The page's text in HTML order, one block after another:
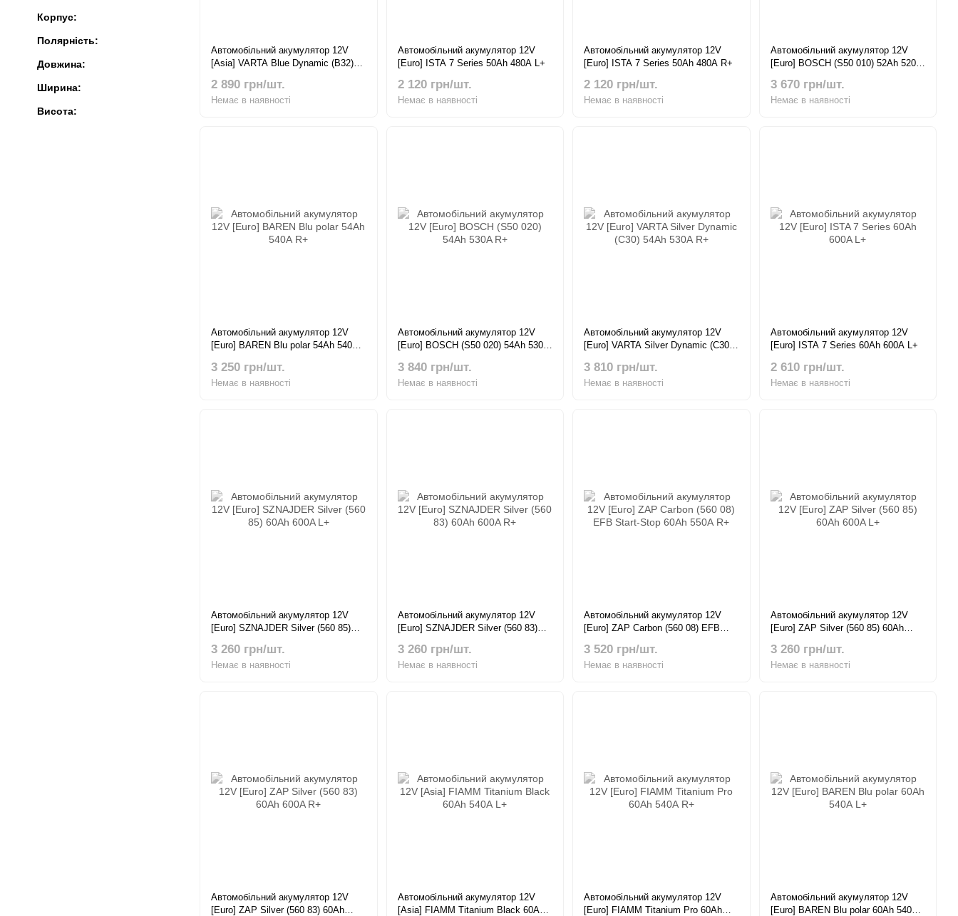
Автомобільний акумулятор 12V
[Asia] VARTA Blue Dynamic (B32)
2 890 грн/шт.
Немає в наявності
Автомобільний акумулятор 12V
[Euro] ISTA 7 Series 50Ah 480A L+
2 120 грн/шт.
Немає в наявності
Автомобільний акумулятор 12V
[Euro] ISTA 7 Series 50Ah 480A R+
2 120 грн/шт.
Немає в наявності
Автомобільний акумулятор 12V
[Euro] BOSCH (S50 010) 52Ah 520A
3 670 грн/шт.
Немає в наявності
Автомобільний акумулятор 12V
[Euro] BAREN Blu polar 54Ah 540А
3 250 грн/шт.
Немає в наявності
Автомобільний акумулятор 12V
[Euro] BOSCH (S50 020) 54Ah 530A
3 840 грн/шт.
Немає в наявності
Автомобільний акумулятор 12V
[Euro] VARTA Silver Dynamic (C30)
3 810 грн/шт.
Немає в наявності
Автомобільний акумулятор 12V
[Euro] ISTA 7 Series 60Ah 600A L+
2 610 грн/шт.
Немає в наявності
Автомобільний акумулятор 12V
[Euro] SZNAJDER Silver (560 85)
3 260 грн/шт.
Немає в наявності
Автомобільний акумулятор 12V
[Euro] SZNAJDER Silver (560 83)
3 260 грн/шт.
Немає в наявності
Автомобільний акумулятор 12V
[Euro] ZAP Carbon (560 08) EFB
3 520 грн/шт.
Немає в наявності
Автомобільний акумулятор 12V
[Euro] ZAP Silver (560 85) 60Ah
3 260 грн/шт.
Немає в наявності
Автомобільний акумулятор 12V
[Euro] ZAP Silver (560 83) 60Ah
Автомобільний акумулятор 12V
[Asia] FIAMM Titanium Black 60Ah
Автомобільний акумулятор 12V
[Euro] FIAMM Titanium Pro 60Ah
Автомобільний акумулятор 12V
[Euro] BAREN Blu polar 60Ah 540А
Корпус:
Полярність:
Довжина:
Ширина:
Висота: